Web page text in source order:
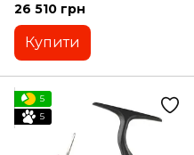
26 510 грн
Купити
5
5